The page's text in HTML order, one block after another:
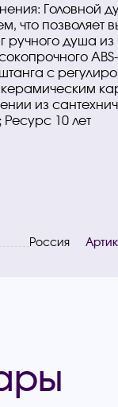
Головной
позволяет
ручного душа
с
из
10 лет
Россия